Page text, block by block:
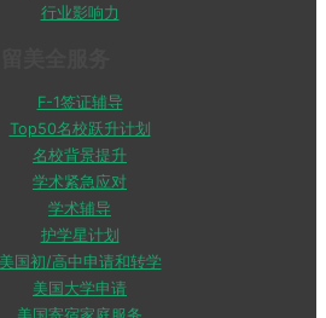
行业影响力
F-1签证辅导
Top50名校跃升计划
名校背景提升
学术紧急应对
学术辅导
护学星计划
美国初/高中申请和转学
美国大学申请